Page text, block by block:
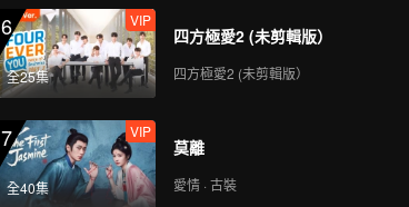
6
全25集
VIP
四方極愛2 (未剪輯版）
四方極愛2 (未剪輯版）
7
全40集
VIP
莫離
愛情 · 古裝